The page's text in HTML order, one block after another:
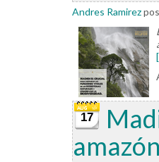
Andres Ramirez
17